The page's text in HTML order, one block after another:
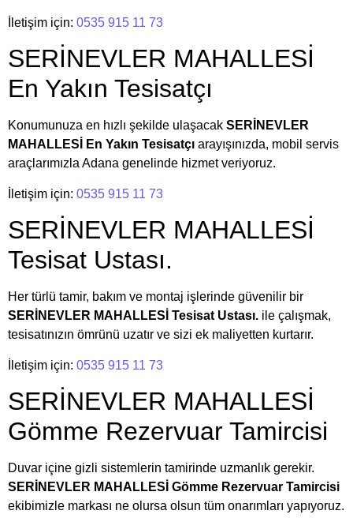
İletişim için: 0535 915 11 73
SERİNEVLER MAHALLESİ
En Yakın Tesisatçı
Konumunuza en hızlı şekilde ulaşacak SERİNEVLER
MAHALLESİ En Yakın Tesisatçı arayışınızda, mobil servis
araçlarımızla Adana genelinde hizmet veriyoruz.
İletişim için: 0535 915 11 73
SERİNEVLER MAHALLESİ
Tesisat Ustası.
Her türlü tamir, bakım ve montaj işlerinde güvenilir bir
SERİNEVLER MAHALLESİ Tesisat Ustası. ile çalışmak,
tesisatınızın ömrünü uzatır ve sizi ek maliyetten kurtarır.
İletişim için: 0535 915 11 73
SERİNEVLER MAHALLESİ
Gömme Rezervuar Tamircisi
Duvar içine gizli sistemlerin tamirinde uzmanlık gerekir.
SERİNEVLER MAHALLESİ Gömme Rezervuar Tamircisi
ekibimizle markası ne olursa olsun tüm onarımları yapıyoruz.